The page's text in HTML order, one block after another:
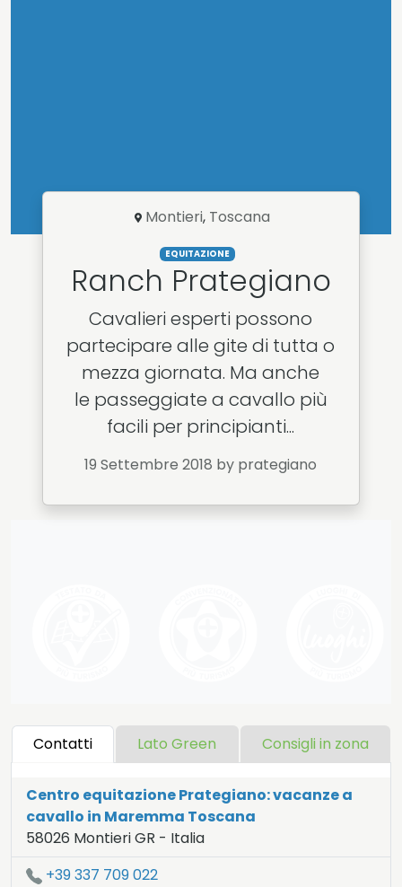
Montieri, Toscana
EQUITAZIONE
Ranch Prategiano
Cavalieri esperti possono
partecipare alle gite di tutta o
mezza giornata. Ma anche
le passeggiate a cavallo più
facili per principianti...
19 Settembre 2018 by prategiano
Contatti Lato Green Consigli in zona
Centro equitazione Prategiano: vacanze a
cavallo in Maremma Toscana
58026 MontieriGR - Italia
LAT:43.136- LNG:11.012
+39 337 709 022